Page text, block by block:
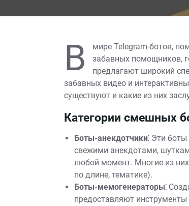
В
мире Telegram-ботов,
забавных помощников,
предлагают широкий
забавных видео и
существуют и какие из них
Категории смешных
Боты-анекдотчики⁚ Эти
свежими анекдотами,
любой момент. Многие из
по длине, тематике).
Боты-мемогенераторы⁚
предоставляют